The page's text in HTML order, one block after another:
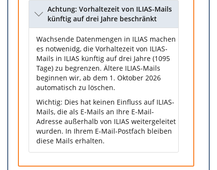
Achtung: Vorhaltezeit von ILIAS-Mails
künftig auf drei Jahre beschränkt
Wachsende Datenmengen in ILIAS machen
es notwenidg, die Vorhaltezeit von ILIAS-
Mails in ILIAS künftig auf drei Jahre (1095
Tage) zu begrenzen. Ältere ILIAS-Mails
beginnen wir, ab dem 1. Oktober 2026
automatisch zu löschen.
Wichtig: Dies hat keinen Einfluss auf ILIAS-
Mails, die als E-Mails an Ihre E-Mail-
Adresse außerhalb von ILIAS weitergeleitet
wurden. In Ihrem E-Mail-Postfach bleiben
diese Mails erhalten.